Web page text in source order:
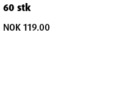
60 stk
NOK 119.00